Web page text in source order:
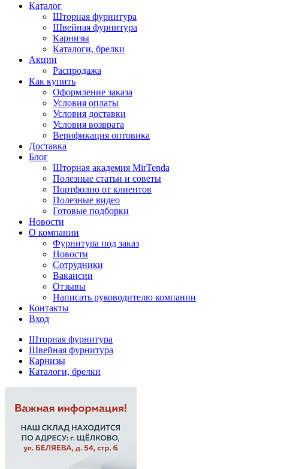
Каталог
Шторная фурнитура
Швейная фурнитура
Карнизы
Каталоги, брелки
Акции
Распродажа
Как купить
Оформление заказа
Условия оплаты
Условия доставки
Условия возврата
Верификация оптовика
Доставка
Блог
Шторная академия MirTenda
Полезные статьи и советы
Портфолио от клиентов
Полезные видео
Готовые подборки
Новости
О компании
Фурнитура под заказ
Новости
Сотрудники
Вакансии
Отзывы
Написать руководителю компании
Контакты
Вход
Шторная фурнитура
Швейная фурнитура
Карнизы
Каталоги, брелки